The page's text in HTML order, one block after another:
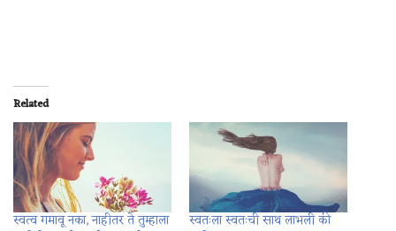
Related
स्वत्व गमावू नका, नाहीतर ते तुम्हाला
स्वतःला स्वतःची साथ लाभली की